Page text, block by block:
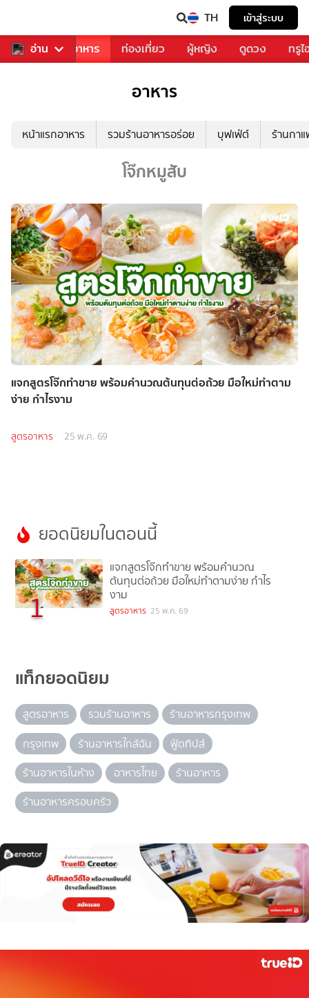
TH เข้าสู่ระบบ
อ่าน
การเพลง อาหาร ท่องเที่ยว ผู้หญิง ดูดวง ทรู
อาหาร
หน้าแรกอาหาร รวมร้านอาหารอร่อย บุฟเฟ่ต์ ร้านกา
โจ๊กหมูสับ
แจกสูตรโจ๊กทำขาย พร้อมคำนวณต้นทุนต่อถ้วย มือใหม่ทำตาม
ง่าย กำไรงาม
สูตรอาหาร 25 พ.ค. 69
ยอดนิยมในตอนนี้
1
แจกสูตรโจ๊กทำขาย พร้อมคำนวณ
ต้นทุนต่อถ้วย มือใหม่ทำตามง่าย กำไร
งาม
สูตรอาหาร 25 พ.ค. 69
แท็กยอดนิยม
สูตรอาหาร รวมร้านอาหาร
ร้านอาหารกรุงเทพ
กรุงเทพ
ร้านอาหารใกล้ฉัน
ฟู้ดทิปส์
ร้านอาหารในห้าง
อาหารไทย
ร้านอาหาร
ร้านอาหารครอบครัว